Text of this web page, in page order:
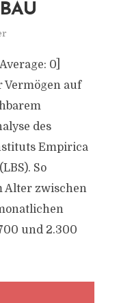
0]
Vermögen auf
des
Empirica
So
Alter zwischen
und 2.300